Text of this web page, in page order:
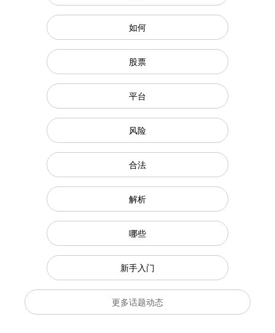
如何
股票
平台
风险
合法
解析
哪些
新手入门
更多话题动态